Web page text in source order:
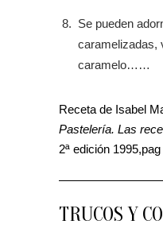
Se pueden
caramelizadas,
caramelo……
Receta de Isabel
Pastelería. Las
2ª edición 1995,pag
TRUCOS Y